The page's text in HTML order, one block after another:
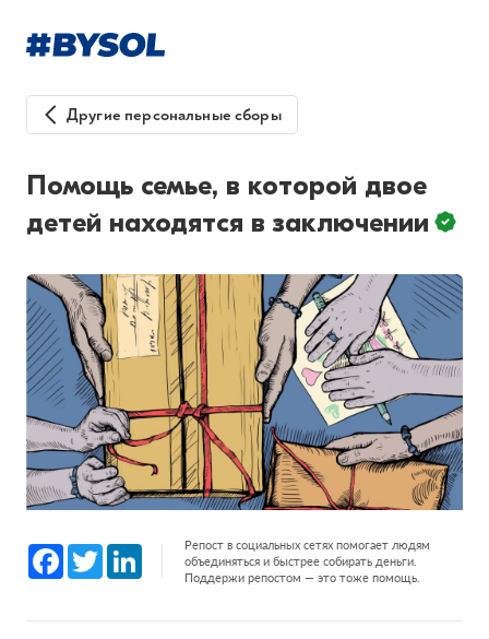
Другие персональные сборы
Помощь семье, в которой двое
детей находятся в заключении
Facebook
Twitter LinkedInРепост в социальных сетях помогает людям
объединяться и быстрее собирать деньги.
Поддержи репостом — это тоже помощь.